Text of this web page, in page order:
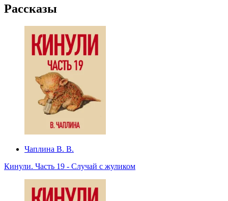
Рассказы
Чаплина В. В.
Кинули. Часть 19 - Случай с жуликом